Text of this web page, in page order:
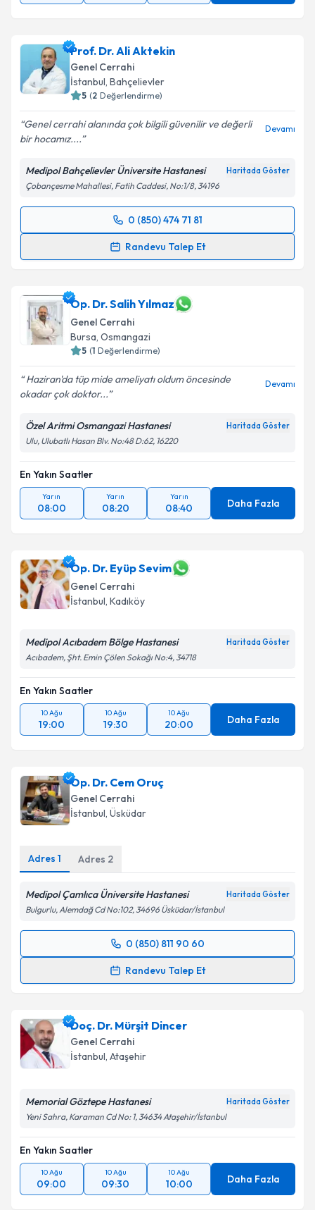
Prof. Dr. Ali Aktekin
Genel Cerrahi
İstanbul, Bahçelievler
5 (2 Değerlendirme)
Genel cerrahi alanında çok bilgili güvenilir ve değerli
bir hocamız....
Devamı
Medipol Bahçelievler Üniversite Hastanesi Haritada Göster
Çobançesme Mahallesi, Fatih Caddesi, No:1/8, 34196
0 (850) 474 71 81
Randevu Talep Et
Randevu Takvimi Talebi
takvim hazırlandığında e-posta ile bilgilendireceğiz.
E-posta Adresiniz
Kişisel verilerimin işlenmesine ilişkin
kapsamda işlenmesini kabul ediyorum.
Op. Dr. Salih Yılmaz
Genel Cerrahi
Bursa, Osmangazi
5 (1 Değerlendirme)
Haziran'da tüp mide ameliyatı oldum öncesinde
okadar çok doktor...
Devamı
Özel Aritmi Osmangazi Hastanesi Haritada Göster
Ulu, Ulubatlı Hasan Blv. No:48 D:62, 16220
En Yakın Saatler
Yarın
08:00
Yarın
08:20
Yarın
08:40 Daha Fazla
Op. Dr. Eyüp Sevim
Genel Cerrahi
İstanbul, Kadıköy
Medipol Acıbadem Bölge Hastanesi Haritada Göster
Acıbadem, Şht. Emin Çölen Sokağı No:4, 34718
En Yakın Saatler
10 Ağu
19:00
10 Ağu
19:30
10 Ağu
20:00 Daha Fazla
Op. Dr. Cem Oruç
Genel Cerrahi
İstanbul, Üsküdar
Adres 1 Adres 2
Medipol Çamlıca Üniversite Hastanesi Haritada Göster
Bulgurlu, Alemdağ Cd No:102, 34696 Üsküdar/İstanbul
0 (850) 811 90 60
Randevu Talep Et
Randevu Takvimi Talebi
takvim hazırlandığında e-posta ile bilgilendireceğiz.
E-posta Adresiniz
Kişisel verilerimin işlenmesine ilişkinAydınlatma
Metni'ni okudum ve kişisel verilerimin belirtilen
kapsamda işlenmesini kabul ediyorum.
Takvim Talebini Gönder
Doç. Dr. Mürşit Dincer
Genel Cerrahi
İstanbul, Ataşehir
Memorial Göztepe Hastanesi Haritada Göster
Yeni Sahra, Karaman Cd No: 1, 34634 Ataşehir/İstanbul
En Yakın Saatler
10 Ağu
09:00
10 Ağu
09:30
10 Ağu
10:00 Daha Fazla